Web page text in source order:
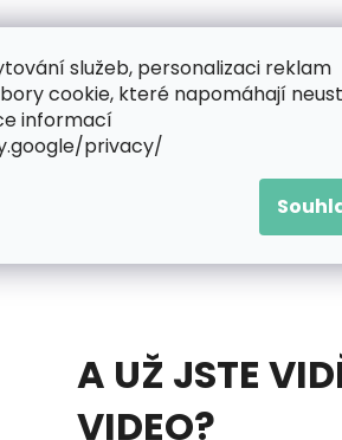
služeb, personalizaci reklam
cookie, které napomáhají
informací
privacy/
A UŽ JSTE
VIDEO?